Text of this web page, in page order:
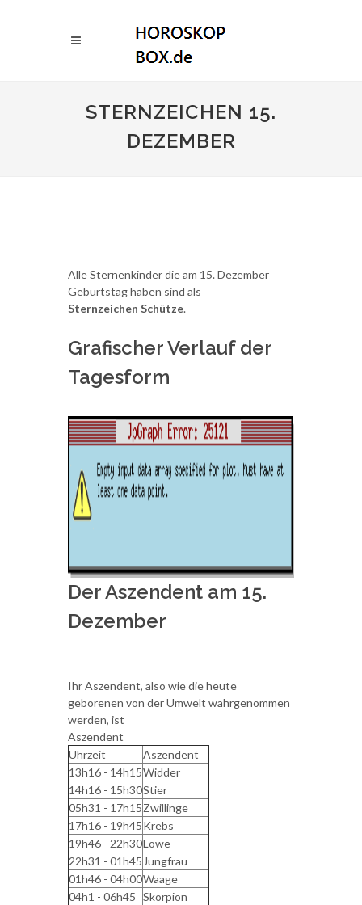
STERNZEICHEN 15.
DEZEMBER
Alle Sternenkinder die am 15. Dezember
Geburtstag haben sind als
Sternzeichen Schütze.
Grafischer Verlauf der
Tagesform
Der Aszendent am 15.
Dezember
Ihr Aszendent, also wie die heute
geborenen von der Umwelt wahrgenommen
werden, ist
Aszendent
Uhrzeit
Aszendent
13h16 - 14h15Widder
14h16 - 15h30Stier
05h31 - 17h15Zwillinge
17h16 - 19h45Krebs
19h46 - 22h30Löwe
22h31 - 01h45 Jungfrau
01h46 - 04h00Waage
04h1 - 06h45 Skorpion